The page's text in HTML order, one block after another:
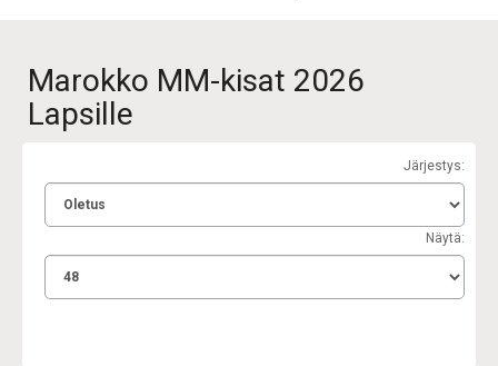
Marokko MM-kisat 2026
Lapsille
Järjestys:
Näytä: